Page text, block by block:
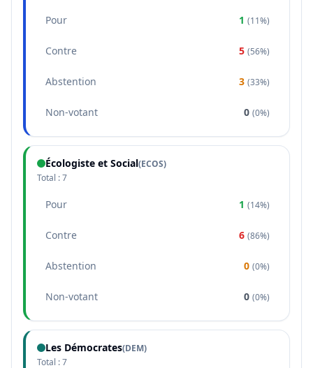
Pour 1 (11%)
Contre 5 (56%)
Abstention 3 (33%)
Non-votant 0 (0%)
Écologiste et Social(ECOS)
Total :7
Pour 1 (14%)
Contre 6 (86%)
Abstention 0 (0%)
Non-votant 0 (0%)
Les Démocrates(DEM)
Total :7